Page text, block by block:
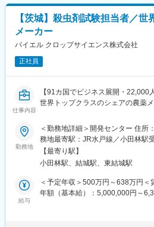
・当社事業である、農業×医療は今
長期的に安定的に働けます。
・当社経営層との距離が近く、経
仕事を行えます。
・中堅メーカーの事業運営を支え
しております。
・独自開発した高シェア製品群に
的な成長を実現しており、業界の
す。
・地域の働く場の創出や地域雇用
た。
■メディカル事業部について
自社製品の透析キットは市場で高
■アグリ事業について
大幅な売上伸長を見せる事業です
までも目安の金額であり、選考を
す。月給(月額)は固定手当を含めた
【茨城】殺虫剤試験担当者／世
メーカー
バイエル クロップサイエンス株式会社
正社員
仕事内容
【91カ国でビジネス展開・22,000
世界トップクラスのシェアの農薬
■業務内容：
・ 殺虫剤を中心とした圃場ならび
する
・バイエルの圃場試験計画に基づ
画・準備・実施・評価し、報告書
・与えられた業務領域について様
勤務地
＜勤務地詳細＞開発センター 住所
務地最寄駅：JR水戸線／小田林駅
更の範囲：会社の定める事業所
【最寄り駅】
小田林駅、結城駅、東結城駅
給与
＜予定年収＞500万円～638万円＜
年額（基本給）：5,000,000円～